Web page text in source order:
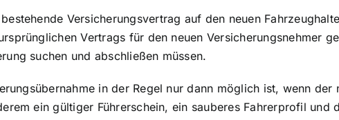
Versicherungsvertrag auf den neuen
Vertrags für den neuen Versicherungsnehmer
suchen und abschließen müssen.
in der Regel nur dann möglich ist, wenn der
ein gültiger Führerschein, ein sauberes Fahrerprofil und